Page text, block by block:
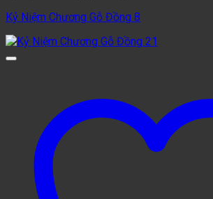
Kỷ Niệm Chương Gỗ Đồng 8